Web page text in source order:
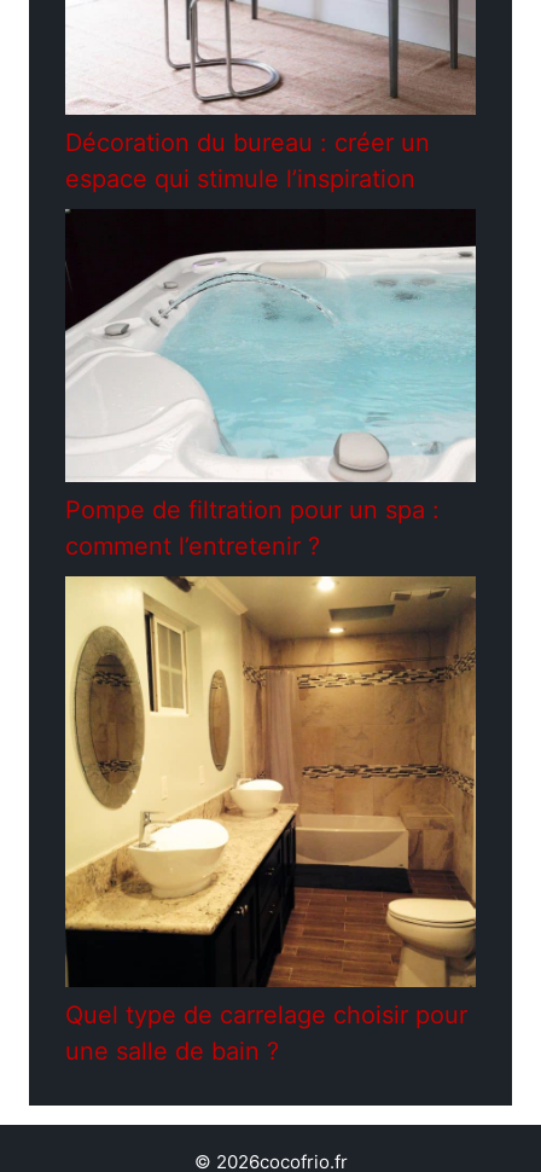
Décoration du bureau : créer un
espace qui stimule l’inspiration
Pompe de filtration pour un spa :
comment l’entretenir ?
Quel type de carrelage choisir pour
une salle de bain ?
© 2026cocofrio.fr